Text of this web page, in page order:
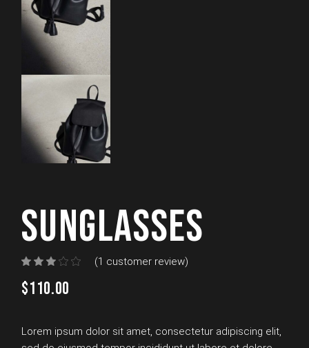
SUNGLASSES
(1 customer review)
$110.00
Lorem ipsum dolor sit amet, consectetur adipiscing elit,